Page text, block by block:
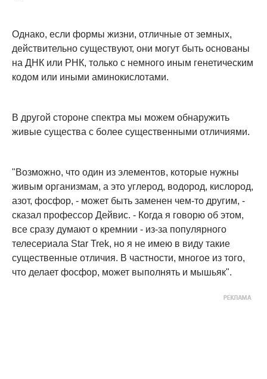
Однако, если формы жизни, отличные от земных,
действительно существуют, они могут быть основаны
на ДНК или РНК, только с немного иным генетическим
кодом или иными аминокислотами.
В другой стороне спектра мы можем обнаружить
живые существа с более существенными отличиями.
"Возможно, что один из элементов, которые нужны
живым организмам, а это углерод, водород, кислород,
азот, фосфор, - может быть заменен чем-то другим, -
сказал профессор Дейвис. - Когда я говорю об этом,
все сразу думают о кремнии - из-за популярного
телесериала Star Trek, но я не имею в виду такие
существенные отличия. В частности, многое из того,
что делает фосфор, может выполнять и мышьяк".